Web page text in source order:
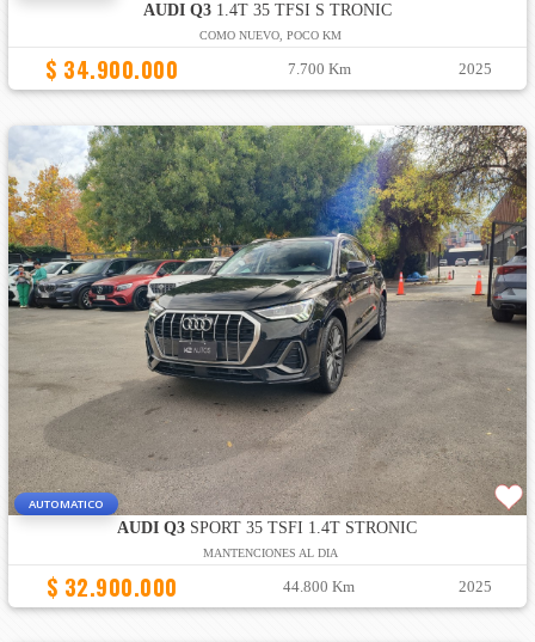
AUDI Q31.4T 35 TFSI S TRONIC
COMO NUEVO, POCO KM
$ 34.900.000 7.700 Km 2025
AUTOMATICO
AUDI Q3 SPORT 35 TSFI 1.4T STRONIC
MANTENCIONES AL DIA
$ 32.900.000 44.800 Km 2025